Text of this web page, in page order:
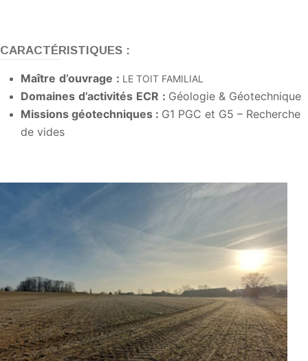
CARACTÉRISTIQUES :
Maître d’ouvrage : LE TOIT FAMILIAL
Domaines d’activités ECR : Géologie & Géotechnique
Missions géotechniques : G1 PGC et G5 – Recherche
de vides